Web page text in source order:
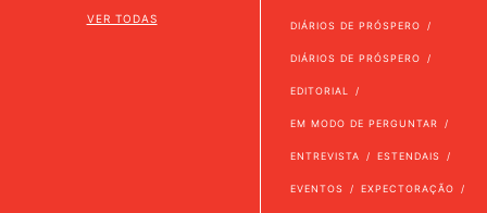
VER TODAS
DIÁRIOS DE PRÓSPERO
DIÁRIOS DE PRÓSPERO
EDITORIAL
EM MODO DE PERGUNTAR
ENTREVISTA ESTENDAIS
EVENTOS EXPECTORAÇÃO